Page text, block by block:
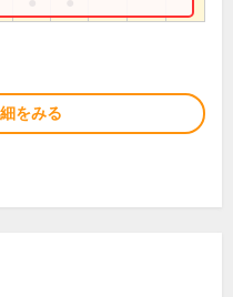
をみる